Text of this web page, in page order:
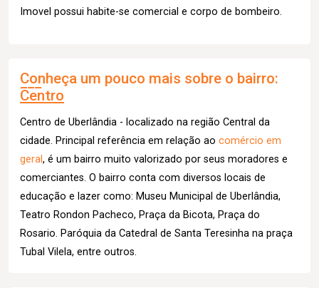
Imovel possui habite-se comercial e corpo de bombeiro.
Conheça um pouco mais sobre o bairro:
Centro
Centro de Uberlândia - localizado na região Central da
cidade. Principal referência em relação ao comércio em
geral, é um bairro muito valorizado por seus moradores e
comerciantes. O bairro conta com diversos locais de
educação e lazer como: Museu Municipal de Uberlândia,
Teatro Rondon Pacheco, Praça da Bicota, Praça do
Rosario. Paróquia da Catedral de Santa Teresinha na praça
Tubal Vilela, entre outros.